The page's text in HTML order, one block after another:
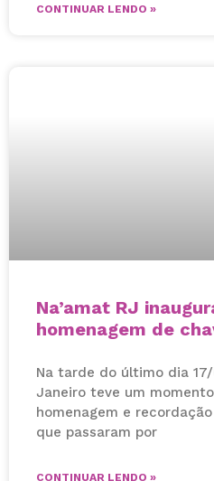
CONTINUAR LENDO »
Na’amat RJ
homenagem de
Na tarde do último dia 17/
Janeiro teve um
homenagem e
que passaram por
CONTINUAR LENDO »